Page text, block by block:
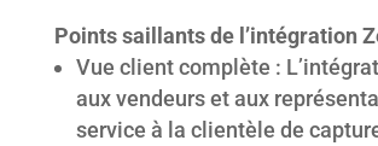
Points saillants de l’intégration
Vue client complète :
aux vendeurs et aux
service à la clientèle de